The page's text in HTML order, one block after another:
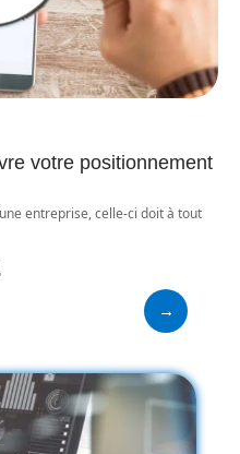
votre positionnement
entreprise, celle-ci doit à tout